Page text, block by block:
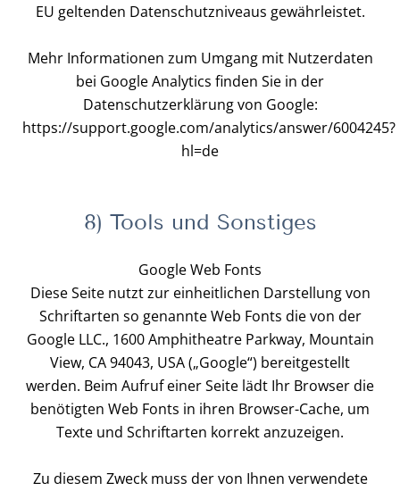
EU geltenden Datenschutzniveaus gewährleistet.
Mehr Informationen zum Umgang mit Nutzerdaten
bei Google Analytics finden Sie in der
Datenschutzerklärung von Google:
https://support.google.com/analytics/answer/6004245?
hl=de
8) Tools und Sonstiges
Google Web Fonts
Diese Seite nutzt zur einheitlichen Darstellung von
Schriftarten so genannte Web Fonts die von der
Google LLC., 1600 Amphitheatre Parkway, Mountain
View, CA 94043, USA („Google“) bereitgestellt
werden. Beim Aufruf einer Seite lädt Ihr Browser die
benötigten Web Fonts in ihren Browser-Cache, um
Texte und Schriftarten korrekt anzuzeigen.
Zu diesem Zweck muss der von Ihnen verwendete